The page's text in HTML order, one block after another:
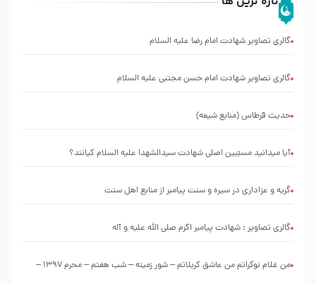
گالری تصاویر شهادت امام رضا علیه السلام
گالری تصاویر شهادت امام حسن مجتبی علیه السلام
حدیث قرطاس (منابع شیعه)
آیا میدانید مسبّبین اصلی شهادت سیدالشهدا علیه ‌السلام کیانند؟
گریه و عزاداری در سیره و سنت پیامبر از منابع اهل سنت
گالری تصاویر : شهادت پیامبر اکرم صلی الله علیه و آله
من غلام نوکراتم من عاشق کربلاتم – شور زمینه – شب هفتم – محرم 1397 –